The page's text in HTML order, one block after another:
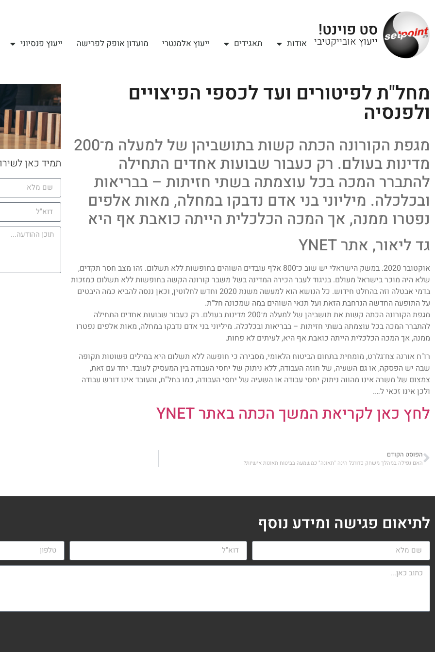
סט פוינט!
ייעוץ אובייקטיבי אודות תאגידים ייעוץ אלמנטרי מועדון אופק לפרישה ייעוץ פנסיוני
מחל"ת לפיטורים ועד לכספי הפיצויים
ולפנסיה
מגפת הקורונה הכתה קשות בתושביהן של למעלה מ־200
מדינות בעולם. רק כעבור שבועות אחדים התחילה
להתברר המכה בכל עוצמתה בשתי חזיתות – בבריאות
ובכלכלה. מיליוני בני אדם נדבקו במחלה, מאות אלפים
נפטרו ממנה, אך המכה הכלכלית הייתה כואבת אף היא
גד ליאור, אתר YNET
אוקטובר 2020. במשק הישראלי יש שוב כ־800 אלף עובדים השוהים בחופשות ללא תשלום. זהו מצב חסר תקדים,
שלא היה מוכר בישראל מעולם. בניגוד לעבר הכירה המדינה בשל משבר קורונה הקשה בחופשות ללא תשלום כמזכות
בדמי אבטלה וזה בהחלט חידוש. כל הנושא הוא למעשה משנת 2020 וחדש לחלוטין, וכאן ננסה להביא כמה היבטים
על התופעה החדשה הנרחבת הזאת ועל תנאי השוהים במה שמכונה חל"ת.
מגפת הקורונה הכתה קשות את תושביהן של למעלה מ־200 מדינות בעולם. רק כעבור שבועות אחדים התחילה
להתברר המכה בכל עוצמתה בשתי חזיתות – בבריאות ובכלכלה. מיליוני בני אדם נדבקו במחלה, מאות אלפים נפטרו
ממנה, אך המכה הכלכלית הייתה כואבת אף היא, לעיתים לא פחות.
רו"ח אורנה צח־גלרט, מומחית בתחום הביטוח הלאומי, מסבירה כי חופשה ללא תשלום היא במילים פשוטות תקופה
שבה יש הפסקה, או גם השעיה, של חוזה העבודה, ללא ניתוק של יחסי העבודה בין המעסיק לעובד. יחד עם זאת,
צמצום של משרה אינו מהווה ניתוק יחסי עבודה או השעיה של יחסי העבודה, כמו בחל"ת, והעובד אינו דורש עבודה
ולכן אינו זכאי ל….
לחץ כאן לקריאת המשך הכתה באתר YNET
תמיד כאן
הפוסט הקודם
האם נפילה במהלך משחק כדורגל הינה "תאונה" כמשמעה בביטוח תאונות אישיות?
לתיאום פגישה ומידע נוסף